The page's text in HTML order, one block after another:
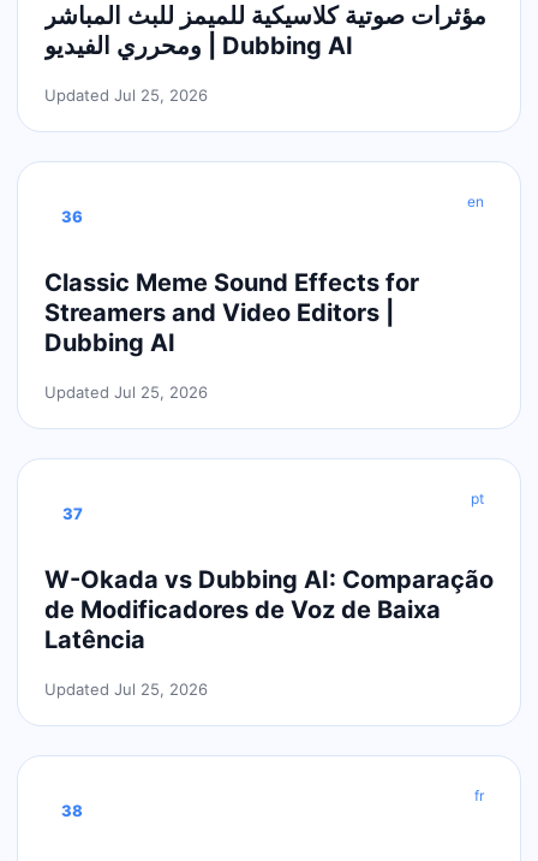
مؤثرات صوتية كلاسيكية للميمز للبث المباشر
ومحرري الفيديو | Dubbing AI
Updated Jul 25, 2026
36
en
Classic Meme Sound Effects for
Streamers and Video Editors |
Dubbing AI
Updated Jul 25, 2026
37
pt
W-Okada vs Dubbing AI: Comparação
de Modificadores de Voz de Baixa
Latência
Updated Jul 25, 2026
38
fr